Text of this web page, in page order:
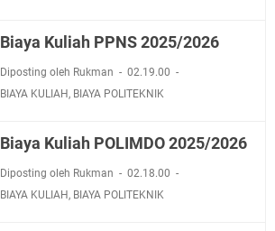
Biaya Kuliah PPNS 2025/2026
Diposting oleh Rukman
02.19.00
BIAYA KULIAH, BIAYA POLITEKNIK
Biaya Kuliah POLIMDO 2025/2026
Diposting oleh Rukman
02.18.00
BIAYA KULIAH, BIAYA POLITEKNIK